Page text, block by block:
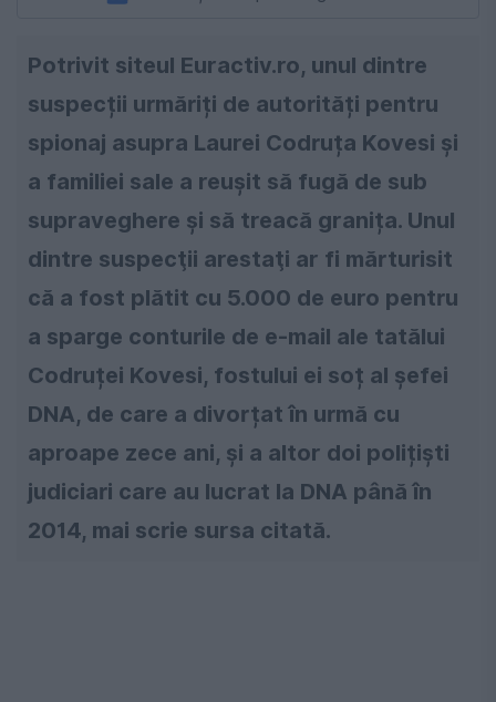
Potrivit siteul Euractiv.ro, unul dintre
suspecții urmăriți de autorități pentru
spionaj asupra Laurei Codruța Kovesi și
a familiei sale a reușit să fugă de sub
supraveghere și să treacă granița. Unul
dintre suspecţii arestaţi ar fi mărturisit
că a fost plătit cu 5.000 de euro pentru
a sparge conturile de e-mail ale tatălui
Codruței Kovesi, fostului ei soț al şefei
DNA, de care a divorțat în urmă cu
aproape zece ani, și a altor doi polițiști
judiciari care au lucrat la DNA până în
2014, mai scrie sursa citată.